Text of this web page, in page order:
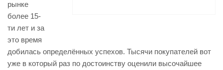
рынке
более 15-
ти лет и за
это время
добилась определённых успехов. Тысячи покупателей вот
уже в который раз по достоинству оценили высочайшее